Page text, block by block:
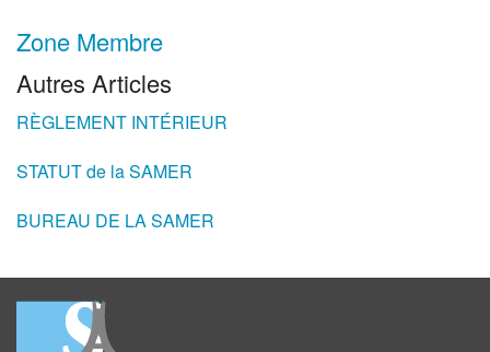
Zone Membre
Autres Articles
RÈGLEMENT INTÉRIEUR
STATUT de la SAMER
BUREAU DE LA SAMER